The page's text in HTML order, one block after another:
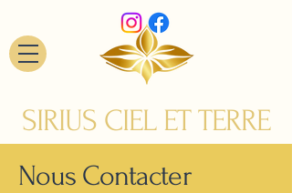
SIRIUS CIEL ET TERRE
Nous Contacter